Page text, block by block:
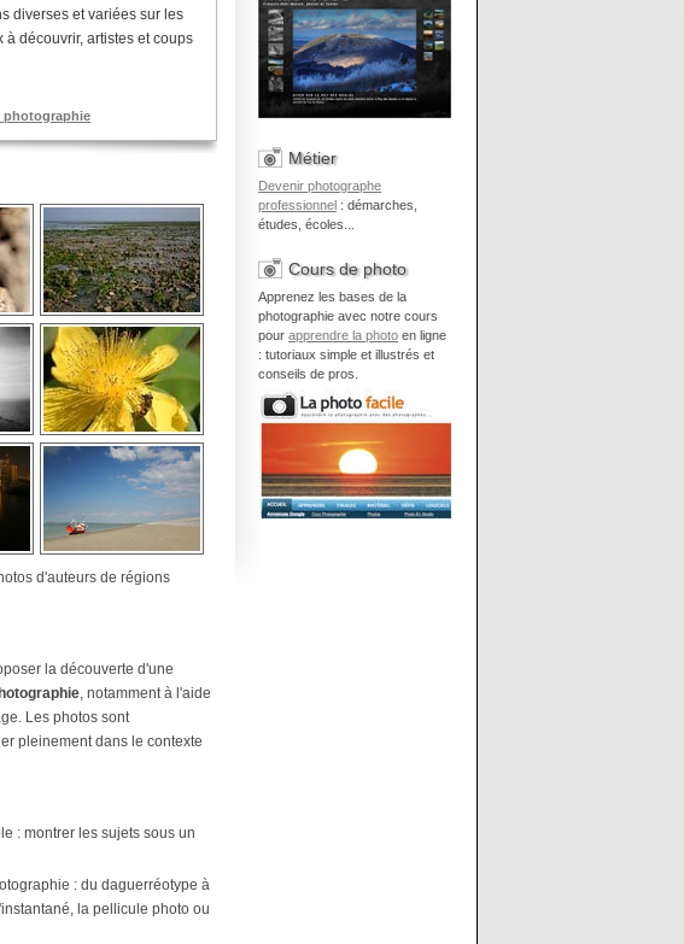
diverses et variées sur les
à découvrir, artistes et coups
photographie
d'auteurs de régions
la découverte d'une
, notamment à l'aide
Les photos sont
pleinement dans le contexte
: montrer les sujets sous un
: du daguerréotype à
la pellicule photo ou
Métier
Devenir photographe
professionnel : démarches,
études, écoles...
Cours de photo
Apprenez les bases de la
photographie avec notre cours
pour apprendre la photo en ligne
: tutoriaux simple et illustrés et
conseils de pros.